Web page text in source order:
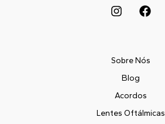
Sobre Nós
Blog
Acordos
Lentes Oftálmicas